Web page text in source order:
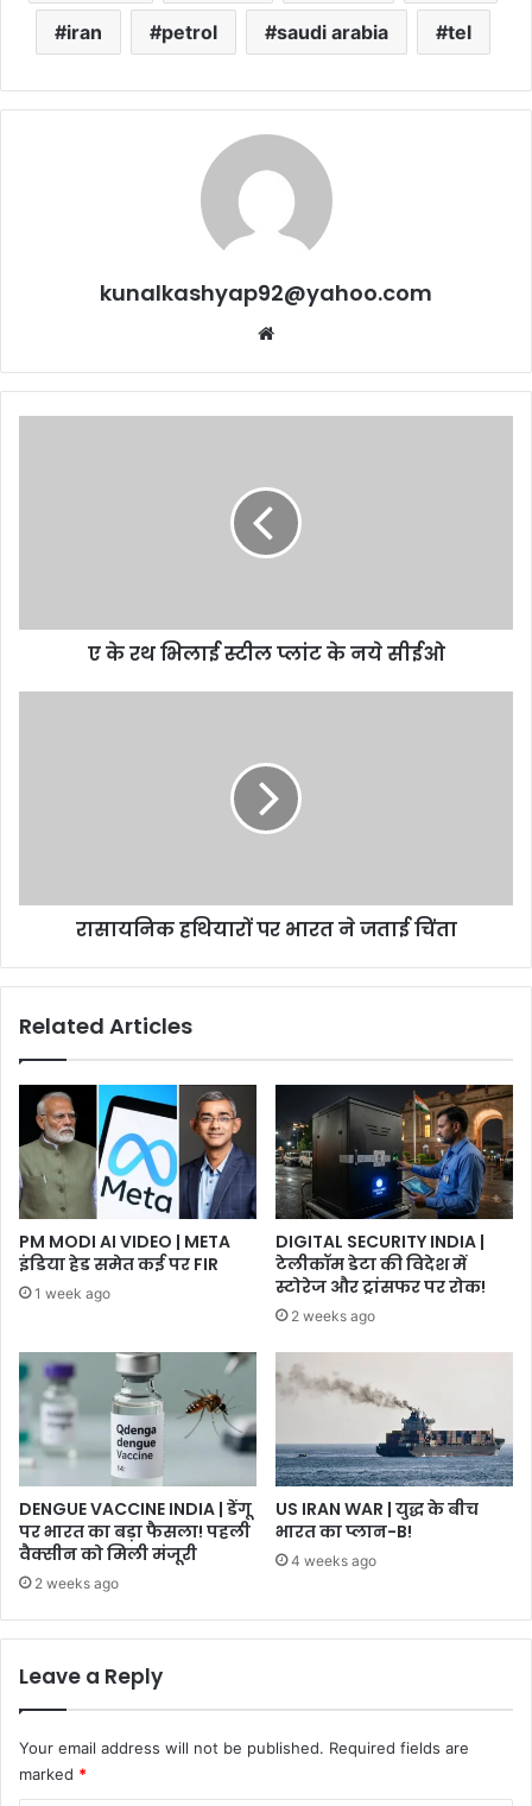
iran petrol saudi arabia tel
kunalkashyap92@yahoo.com
सीईओ
ए के रथ भिलाई स्टील प्लांट के नये सीईओ
रासायनिक हथियारों पर भारत ने जताई चिंता
Related Articles
PM MODI AI VIDEO | META
इंडिया हेड समेत कई पर FIR
1 week ago
DIGITAL SECURITY INDIA |
टेलीकॉम डेटा की विदेश में
स्टोरेज और ट्रांसफर पर रोक!
2 weeks ago
DENGUE VACCINE INDIA | डेंगू
पर भारत का बड़ा फैसला! पहली
वैक्सीन को मिली मंजूरी
2 weeks ago
US IRAN WAR | युद्ध के बीच
भारत का प्लान-B!
4 weeks ago
Leave a Reply
Your email address will not be published. Required fields are
marked *